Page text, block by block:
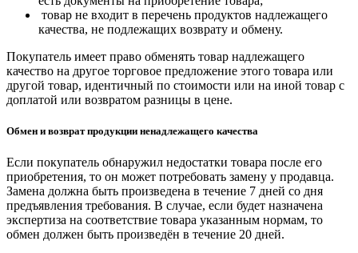
товар не входит в перечень продуктов надлежащего
качества, не подлежащих возврату и обмену.
Покупатель имеет право обменять товар надлежащего
качество на другое торговое предложение этого товара или
другой товар, идентичный по стоимости или на иной товар с
доплатой или возвратом разницы в цене.
Обмен и возврат продукции ненадлежащего качества
Если покупатель обнаружил недостатки товара после его
приобретения, то он может потребовать замену у продавца.
Замена должна быть произведена в течение 7 дней со дня
предъявления требования. В случае, если будет назначена
экспертиза на соответствие товара указанным нормам, то
обмен должен быть произведён в течение 20 дней.